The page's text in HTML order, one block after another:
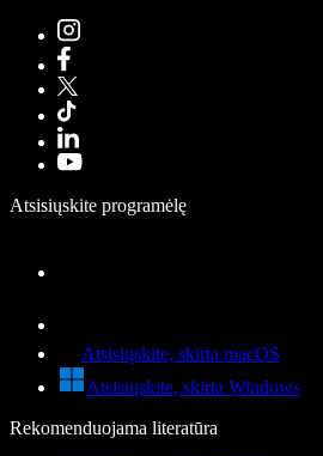
Atsisiųskite programėlę
Atsisiųskite, skirta macOS
Atsisiųskite, skirta Windows
Rekomenduojama literatūra